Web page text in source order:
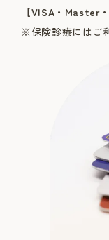
【VISA・Master
※保険診療にはご